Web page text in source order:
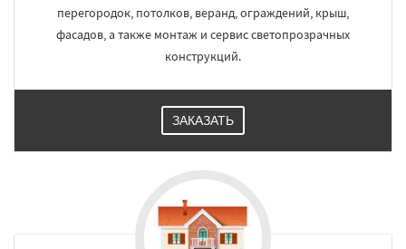
перегородок, потолков, веранд, ограждений, крыш,
фасадов, а также монтаж и сервис светопрозрачных
конструкций.
ЗАКАЗАТЬ